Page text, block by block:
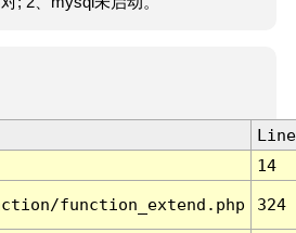
Line
14
function_extend.php 324